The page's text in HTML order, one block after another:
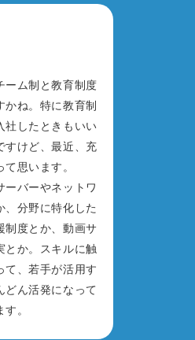
ーム制と教育制度
かね。特に教育制
社したときもいい
すけど、最近、充
思います。
ーバーやネットワ
、分野に特化した
制度とか、動画サ
とか。スキルに触
て、若手が活用す
どん活発になって
。